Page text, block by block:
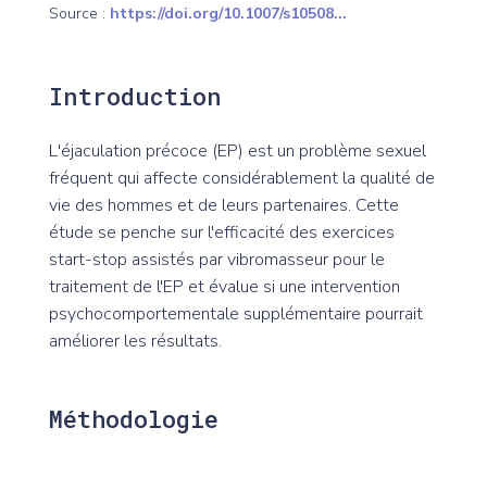
Source : https://doi.org/10.1007/s10508...
Introduction
L'éjaculation précoce (EP) est un problème sexuel
fréquent qui affecte considérablement la qualité de
vie des hommes et de leurs partenaires. Cette
étude se penche sur l'efficacité des exercices
start-stop assistés par vibromasseur pour le
traitement de l'EP et évalue si une intervention
psychocomportementale supplémentaire pourrait
améliorer les résultats.
Méthodologie